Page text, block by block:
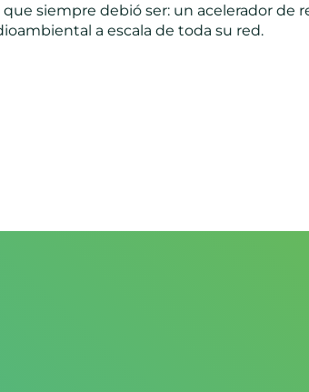
que siempre debió ser: un acelerador de
a escala de toda su red.